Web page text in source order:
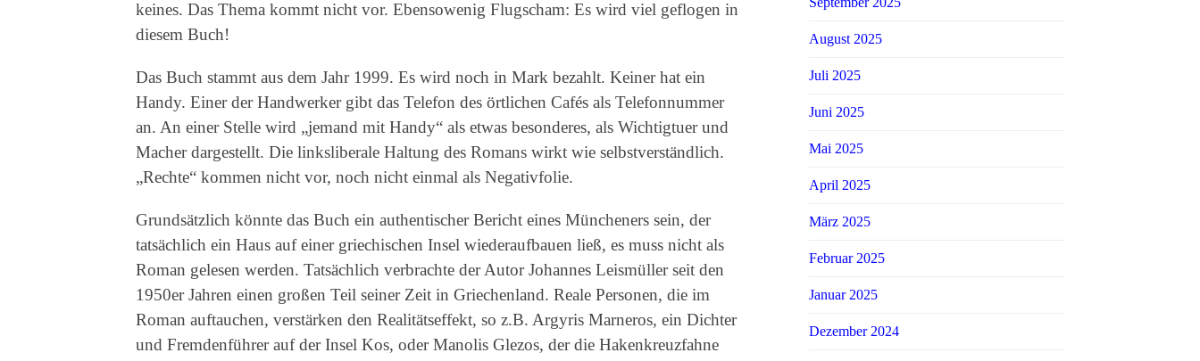
keines. Das Thema kommt nicht vor. Ebensowenig Flugscham: Es wird viel geflogen in
diesem Buch!
Das Buch stammt aus dem Jahr 1999. Es wird noch in Mark bezahlt. Keiner hat ein
Handy. Einer der Handwerker gibt das Telefon des örtlichen Cafés als Telefonnummer
an. An einer Stelle wird „jemand mit Handy“ als etwas besonderes, als Wichtigtuer und
Macher dargestellt. Die linksliberale Haltung des Romans wirkt wie selbstverständlich.
„Rechte“ kommen nicht vor, noch nicht einmal als Negativfolie.
Grundsätzlich könnte das Buch ein authentischer Bericht eines Müncheners sein, der
tatsächlich ein Haus auf einer griechischen Insel wiederaufbauen ließ, es muss nicht als
Roman gelesen werden. Tatsächlich verbrachte der Autor Johannes Leismüller seit den
1950er Jahren einen großen Teil seiner Zeit in Griechenland. Reale Personen, die im
Roman auftauchen, verstärken den Realitätseffekt, so z.B. Argyris Marneros, ein Dichter
und Fremdenführer auf der Insel Kos, oder Manolis Glezos, der die Hakenkreuzfahne
August 2025
Juli 2025
Juni 2025
Mai 2025
April 2025
März 2025
Februar 2025
Januar 2025
Dezember 2024